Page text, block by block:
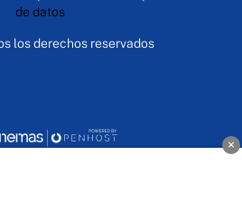
de datos
los derechos reservados
×